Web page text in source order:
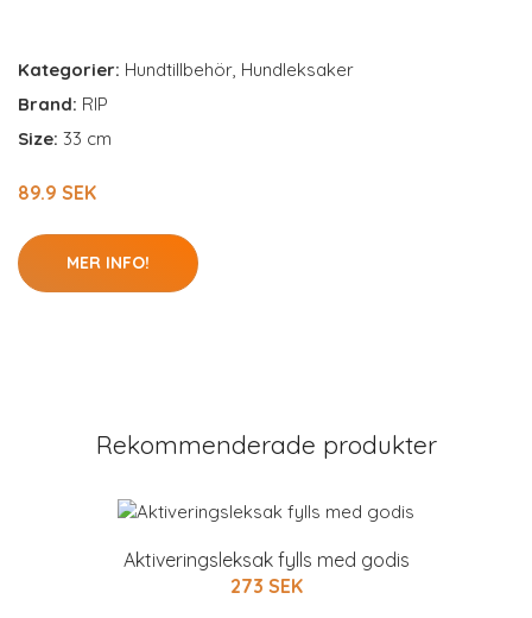
Kategorier: Hundtillbehör, Hundleksaker
Brand: RIP
Size: 33 cm
89.9 SEK
MER INFO!
Rekommenderade produkter
Aktiveringsleksak fylls med godis
273 SEK